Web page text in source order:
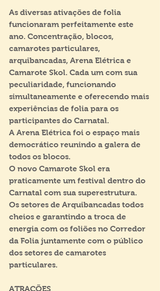
As diversas ativações de folia
funcionaram perfeitamente este
ano. Concentração, blocos,
camarotes particulares,
arquibancadas, Arena Elétrica e
Camarote Skol. Cada um com sua
peculiaridade, funcionando
simultaneamente e oferecendo mais
experiências de folia para os
participantes do Carnatal.
A Arena Elétrica foi o espaço mais
democrático reunindo a galera de
todos os blocos.
O novo Camarote Skol era
praticamente um festival dentro do
Carnatal com sua superestrutura.
Os setores de Arquibancadas todos
cheios e garantindo a troca de
energia com os foliões no Corredor
da Folia juntamente com o público
dos setores de camarotes
particulares.
ATRAÇÕES